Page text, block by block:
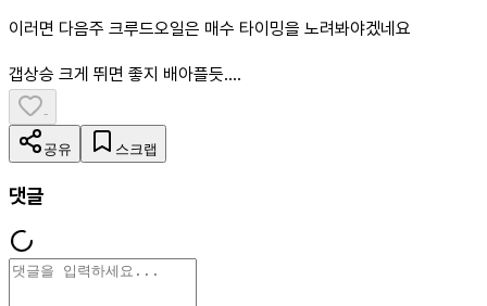
이러면 다음주 크루드오일은 매수 타이밍을 노려봐야겠네요
갭상승 크게 뛰면 좋지 배아플듯....
-
공유 스크랩
댓글